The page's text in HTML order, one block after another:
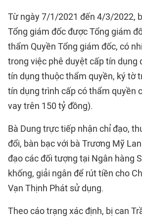
Từ ngày 7/1/2021 đến 4/3/2022,
Tổng giám đốc được Tổng giám
thẩm Quyền Tổng giám đốc, có
trong việc phê duyệt cấp tín dụng
tín dụng thuộc thẩm quyền, ký tờ
tín dụng trình cấp có thẩm quyền
vay trên 150 tỷ đồng).
Bà Dung trực tiếp nhận chỉ đạo,
đổi, bàn bạc với bà Trương Mỹ
đạo các đối tượng tại Ngân hàng
khống, giải ngân để rút tiền cho
Vạn Thịnh Phát sử dụng.
Theo cáo trạng xác định, bị can